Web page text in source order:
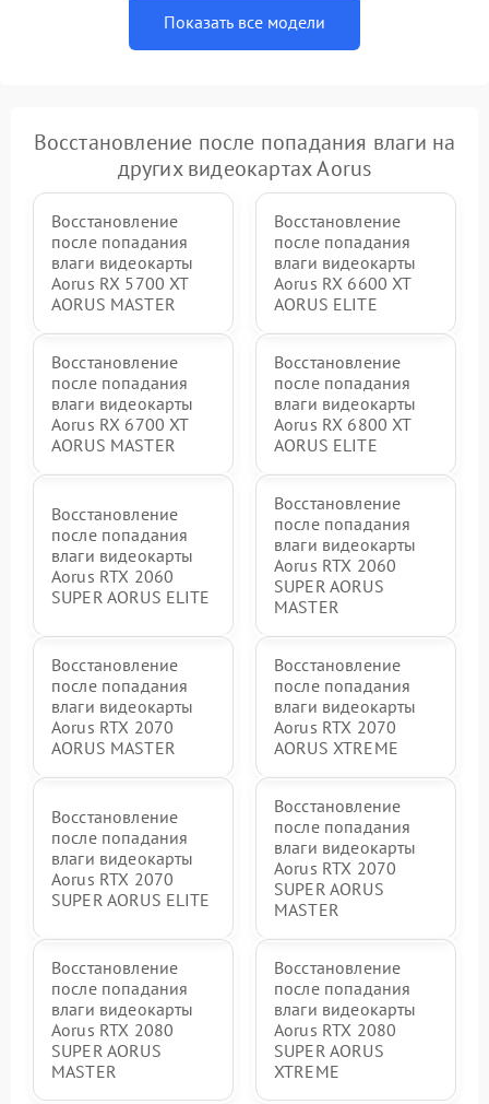
Показать все модели
Восстановление после попадания влаги на
других видеокартах Aorus
Восстановление
после попадания
влаги видеокарты
Aorus RX 5700 XT
AORUS MASTER
Восстановление
после попадания
влаги видеокарты
Aorus RX 6600 XT
AORUS ELITE
Восстановление
после попадания
влаги видеокарты
Aorus RX 6700 XT
AORUS MASTER
Восстановление
после попадания
влаги видеокарты
Aorus RX 6800 XT
AORUS ELITE
Восстановление
после попадания
влаги видеокарты
Aorus RTX 2060
SUPER AORUS ELITE
Восстановление
после попадания
влаги видеокарты
Aorus RTX 2060
SUPER AORUS
MASTER
Восстановление
после попадания
влаги видеокарты
Aorus RTX 2070
AORUS MASTER
Восстановление
после попадания
влаги видеокарты
Aorus RTX 2070
AORUS XTREME
Восстановление
после попадания
влаги видеокарты
Aorus RTX 2070
SUPER AORUS ELITE
Восстановление
после попадания
влаги видеокарты
Aorus RTX 2070
SUPER AORUS
MASTER
Восстановление
после попадания
влаги видеокарты
Aorus RTX 2080
SUPER AORUS
MASTER
Восстановление
после попадания
влаги видеокарты
Aorus RTX 2080
SUPER AORUS
XTREME